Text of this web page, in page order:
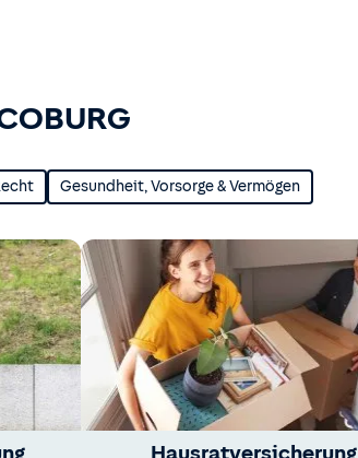
Gesundheit, Vorsorge & Vermögen
Hausratversicherung